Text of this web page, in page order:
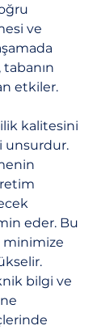
ve
etkiler.
kalitesini
unsurdur.
eder. Bu
minimize
bilgi ve